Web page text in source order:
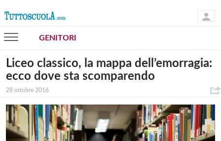
GENITORI
Liceo classico, la mappa dell’emorragia:
ecco dove sta scomparendo
28 ottobre 2016